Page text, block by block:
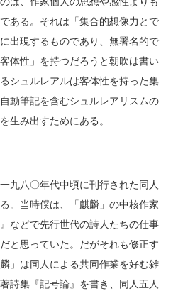
ある。それは「集合的想像力とで
出現するものであり、無署名的で
体性」を持つだろうと朝吹は書い
シュルレアルは客体性を持った集
動筆記を含むシュルレアリスムの
生み出すためにある。
九八〇年代中頃に刊行された同人
。当時僕は、「麒麟」の中核作家
などで先行世代の詩人たちの仕事
と思っていた。だがそれも修正す
」は同人による共同作業を好む雑
詩集『記号論』を書き、同人五人